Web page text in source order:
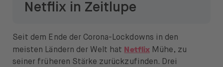
Netflix in Zeitlupe
Seit dem Ende der Corona-Lockdowns in den
meisten Ländern der Welt hat NetflixMühe, zu
seiner früheren Stärke zurückzufinden. Drei